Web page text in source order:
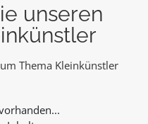
unseren
Thema Kleinkünstler